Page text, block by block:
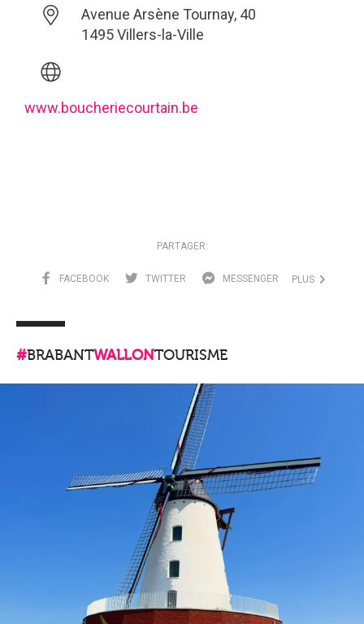
Avenue Arsène Tournay, 40
1495 Villers-la-Ville
www.boucheriecourtain.be
PARTAGER:
FACEBOOK TWITTER MESSENGER PLUS
#BRABANTWALLONTOURISME